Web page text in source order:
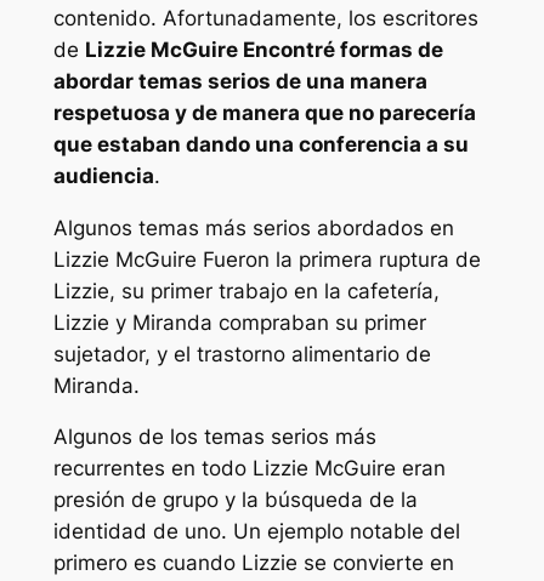
contenido. Afortunadamente, los escritores
de Lizzie McGuireEncontré formas de
abordar temas serios de una manera
respetuosa y de manera que no parecería
que estaban dando una conferencia a su
audiencia.
Algunos temas más serios abordados en
Lizzie McGuire Fueron la primera ruptura de
Lizzie, su primer trabajo en la cafetería,
Lizzie y Miranda compraban su primer
sujetador, y el trastorno alimentario de
Miranda.
Algunos de los temas serios más
recurrentes en todo Lizzie McGuire eran
presión de grupo y la búsqueda de la
identidad de uno. Un ejemplo notable del
primero es cuando Lizzie se convierte en